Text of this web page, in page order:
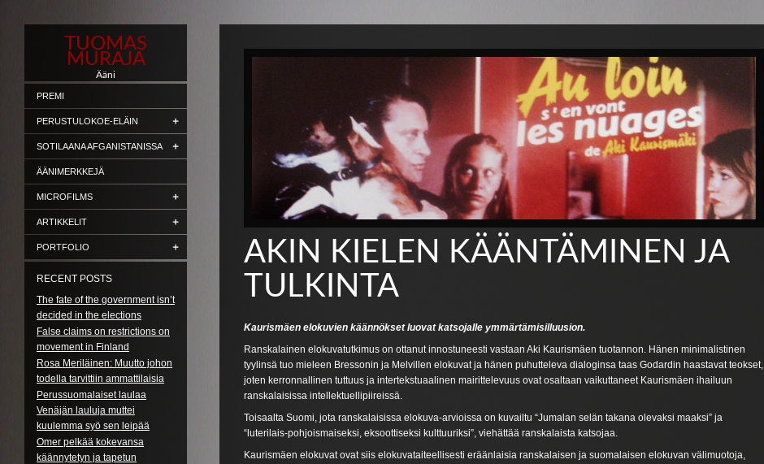
TUOMAS
MURAJA
Ääni
PREMI
PERUSTULOKOE-ELÄIN
SOTILAANA AFGANISTANISSA
ÄÄNIMERKKEJÄ
MICROFILMS
ARTIKKELIT
PORTFOLIO
RECENT POSTS
The fate of the government isn’t
decided in the elections
False claims on restrictions on
movement in Finland
Rosa Meriläinen: Muutto johon
todella tarvittiin ammattilaisia
Perussuomalaiset laulaa
Venäjän lauluja muttei
kuulemma syö sen leipää
Omer pelkää kokevansa
käännytetyn ja tapetun
AKIN KIELEN KÄÄNTÄMINEN JA
TULKINTA
Kaurismäen elokuvien käännökset luovat katsojalle ymmärtämisilluusion.
Ranskalainen elokuvatutkimus on ottanut innostuneesti vastaan Aki Kaurismäen tuotannon. Hänen minimalistinen
tyylinsä tuo mieleen Bressonin ja Melvillen elokuvat ja hänen puhutteleva dialoginsa taas Godardin haastavat teokset,
joten kerronnallinen tuttuus ja intertekstuaalinen mairittelevuus ovat osaltaan vaikuttaneet Kaurismäen ihailuun
ranskalaisissa intellektuellipiireissä.
Toisaalta Suomi, jota ranskalaisissa elokuva-arvioissa on kuvailtu “Jumalan selän takana olevaksi maaksi” ja
“luterilais-pohjoismaiseksi, eksoottiseksi kulttuuriksi”, viehättää ranskalaista katsojaa.
Kaurismäen elokuvat ovat siis elokuvataiteellisesti eräänlaisia ranskalaisen ja suomalaisen elokuvan välimuotoja,